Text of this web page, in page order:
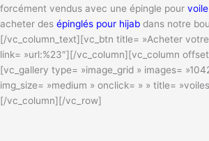
forcément vendus avec une épingle pour
acheter des épinglés pour hijab dans notre
[/vc_column_text][vc_btn title= »Acheter
link= »url:%23″][/vc_column][vc_column
[vc_gallery type= »image_grid » images=
img_size= »medium » onclick= » » title=
[/vc_column][/vc_row]